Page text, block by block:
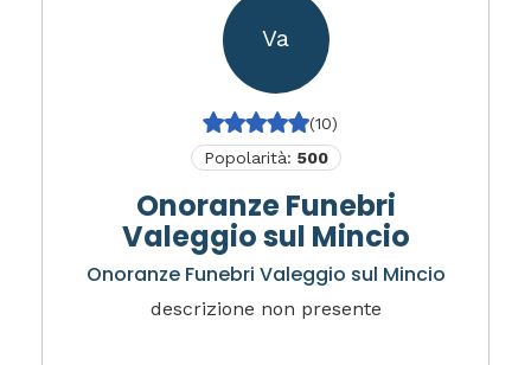
Va
(10)
Popolarità: 500
Onoranze Funebri
Valeggio sul Mincio
Onoranze Funebri Valeggio sul Mincio
descrizione non presente